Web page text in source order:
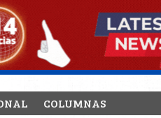
COLUMNAS